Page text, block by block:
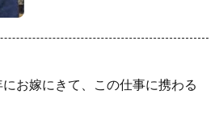
お嫁にきて、この仕事に携わる